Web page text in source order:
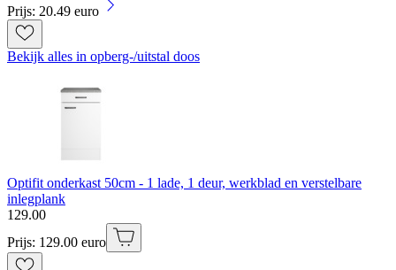
Prijs: 20.49 euro
Bekijk alles in opberg-/uitstal doos
Optifit onderkast 50cm - 1 lade, 1 deur, werkblad en verstelbare
inlegplank
129.00
Prijs: 129.00 euro